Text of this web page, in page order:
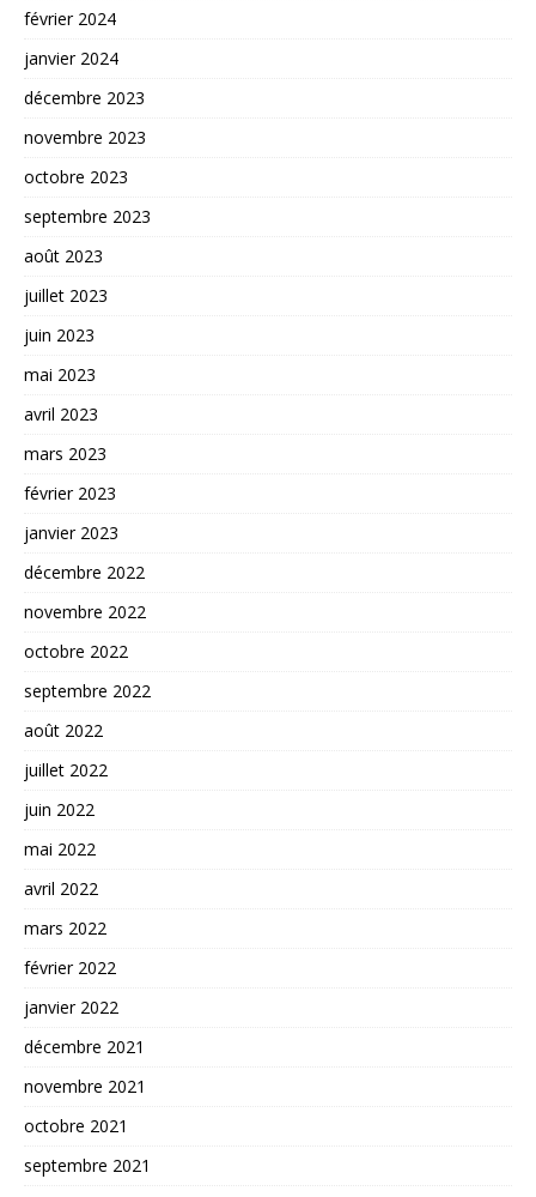
février 2024
janvier 2024
décembre 2023
novembre 2023
octobre 2023
septembre 2023
août 2023
juillet 2023
juin 2023
mai 2023
avril 2023
mars 2023
février 2023
janvier 2023
décembre 2022
novembre 2022
octobre 2022
septembre 2022
août 2022
juillet 2022
juin 2022
mai 2022
avril 2022
mars 2022
février 2022
janvier 2022
décembre 2021
novembre 2021
octobre 2021
septembre 2021